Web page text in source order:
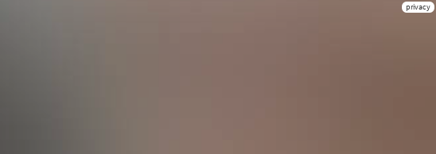
privacy